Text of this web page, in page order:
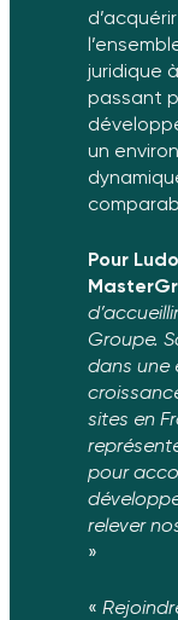
juridique
passant
un
Pour
Groupe.
dans une
sites en
pour
relever
»
«